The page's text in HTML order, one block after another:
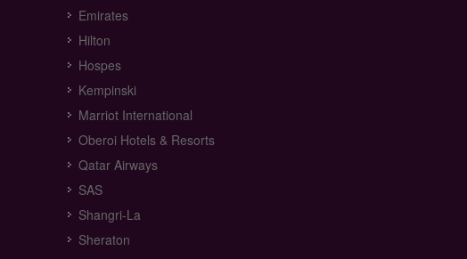
Emirates
Hilton
Hospes
Kempinski
Marriot International
Oberoi Hotels & Resorts
Qatar Airways
SAS
Shangri-La
Sheraton